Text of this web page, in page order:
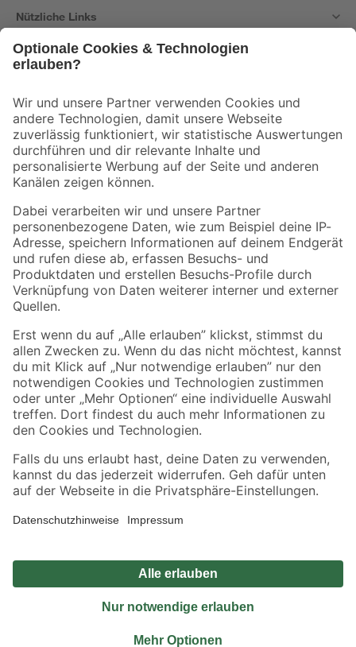
Nützliche Links
Der toom Newsletter: Keine Angebote und Aktionen mehr verpassen!
Zur Newsletter Anmeldung
Folge uns
Zahlungsarten Versandarten
Sicher einkaufen
Jetzt die toom-App herunterladen
Alle Preisangaben in EUR inkl. gesetzl. MwSt.. Die dargestellten Angebote sind unter
Umständen nicht in allen Märkten verfügbar. Die angegebenen Verfügbarkeiten beziehen
Produkte nur solange der Vorrat reicht.
*Paketversand ab 59 € versandkostenfrei, gilt nicht für Artikel mit Speditionsversand, hier
Privatsphäre Impressum
Nutzungsbedingungen
Widerrufsrecht
Vertrag widerrufen
© 2026 toom Baumarkt GmbH